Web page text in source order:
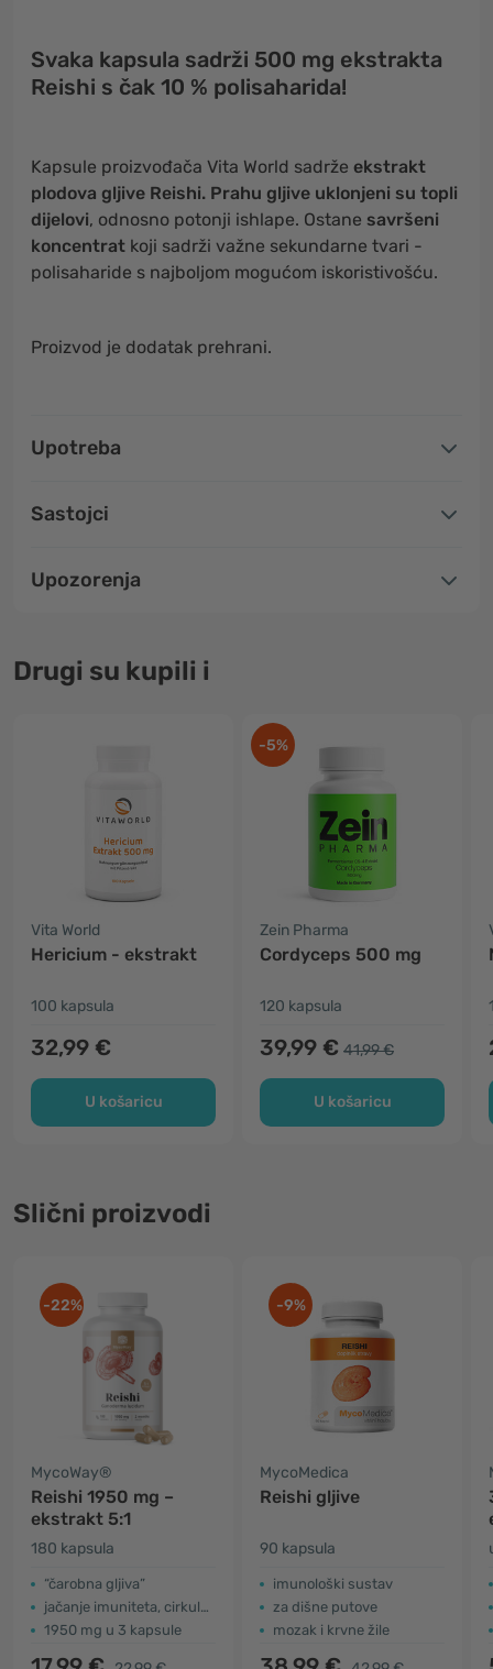
Svaka kapsula sadrži 500 mg ekstrakta
Reishi s čak 10 % polisaharida!
Kapsule proizvođača Vita World sadrže ekstrakt
plodova gljive Reishi. Prahu gljive uklonjeni su topli
dijelovi, odnosno potonji ishlape. Ostane savršeni
koncentrat koji sadrži važne sekundarne tvari -
polisaharide s najboljom mogućom iskoristivošću.
Proizvod je dodatak prehrani.
Upotreba
Sastojci
Upozorenja
Drugi su kupili i
Vita World
Hericium - ekstrakt
100 kapsula
32,99 €
U košaricu
-5%
Zein Pharma
Cordyceps 500 mg
120 kapsula
39,99 € 41,99 €
U košaricu
Slični proizvodi
-22%
MycoWay®
Reishi 1950 mg –
ekstrakt 5:1
180 kapsula
“čarobna gljiva”
jačanje imuniteta, cirkulacija
1950 mg u 3 kapsule
-9%
MycoMedica
Reishi gljive
90 kapsula
imunološki sustav
za dišne putove
mozak i krvne žile